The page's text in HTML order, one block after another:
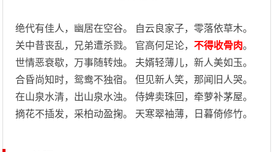
绝代有佳人，幽居在空谷。 自云良家子，零落依草木。
关中昔丧乱，兄弟遭杀戮。 官高何足论，不得收骨肉。
世情恶衰歇，万事随转烛。 夫婿轻薄儿，新人美如玉。
合昏尚知时，鸳鸯不独宿。 但见新人笑，那闻旧人哭。
在山泉水清，出山泉水浊。 侍婢卖珠回，牵萝补茅屋。
摘花不插发，采柏动盈掬。 天寒翠袖薄，日暮倚修竹。